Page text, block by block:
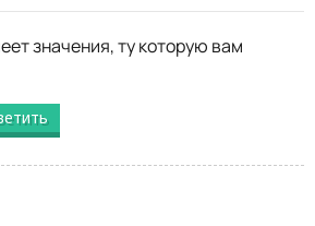
значения, ту которую вам